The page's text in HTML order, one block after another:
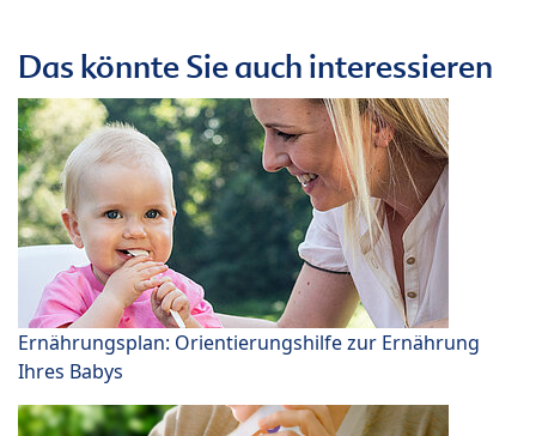
Das könnte Sie auch interessieren
Ernährungsplan: Orientierungshilfe zur Ernährung
Ihres Babys